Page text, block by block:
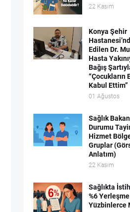
22 Kasım
Konya Şehir
Edilen Dr.
Hasta
Bağış
“Çocukların
Kabul Ettim”
01 Ağustos
Sağlık
Durumu
Hizmet
Gruplar
Anlatım)
22 Kasım
Sağlıkta
%6 Yerleşme
Yüzbinlerce